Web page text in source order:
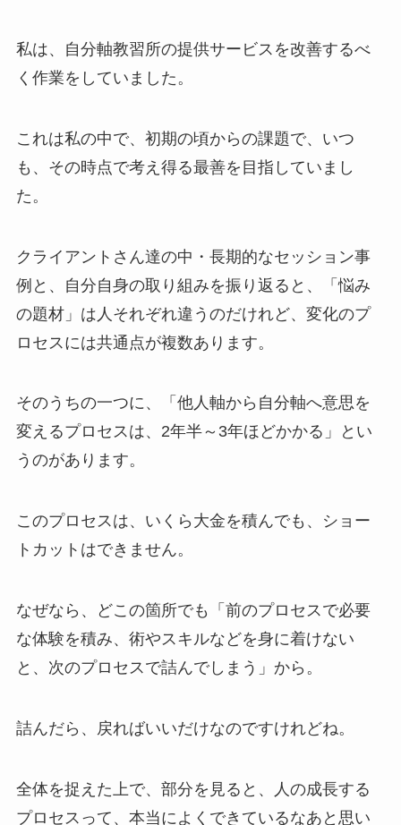
私は、自分軸教習所の提供サービスを改善するべ
く作業をしていました。
これは私の中で、初期の頃からの課題で、いつ
も、その時点で考え得る最善を目指していまし
た。
クライアントさん達の中・長期的なセッション事
例と、自分自身の取り組みを振り返ると、「悩み
の題材」は人それぞれ違うのだけれど、変化のプ
ロセスには共通点が複数あります。
そのうちの一つに、「他人軸から自分軸へ意思を
変えるプロセスは、2年半～3年ほどかかる」とい
うのがあります。
このプロセスは、いくら大金を積んでも、ショー
トカットはできません。
なぜなら、どこの箇所でも「前のプロセスで必要
な体験を積み、術やスキルなどを身に着けない
と、次のプロセスで詰んでしまう」から。
詰んだら、戻ればいいだけなのですけれどね。
全体を捉えた上で、部分を見ると、人の成長する
プロセスって、本当によくできているなあと思い